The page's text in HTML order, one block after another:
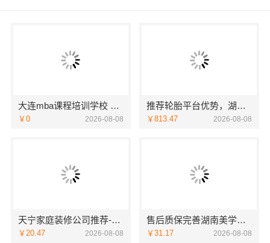
大连mba课程培训学校 社科赛斯MBA考研定制专业辅导规划
￥0 2026-08-08
推荐轮胎平台优势，湖北省腾冠畅实业贸易有限公司引领
￥813.47 2026-08-08
天宁家庭装修公司推荐-宜居佳专业团队
￥20.47 2026-08-08
售后质保完善湖南美学筑家公司软装配套湖南美学筑家
￥31.17 2026-08-08